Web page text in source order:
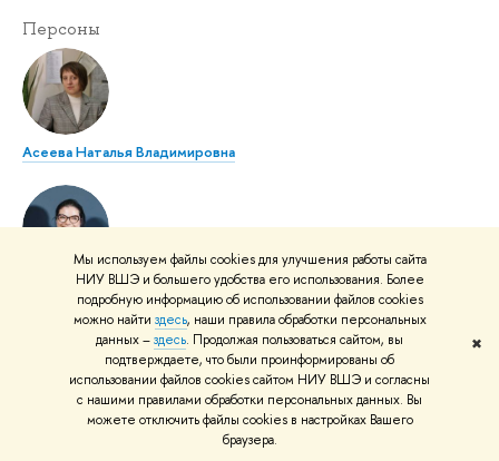
Мы используем файлы cookies для улучшения работы сайта
НИУ ВШЭ и большего удобства его использования. Более
подробную информацию об использовании файлов cookies
можно найти здесь, наши правила обработки персональных
данных –здесь. Продолжая пользоваться сайтом, вы
подтверждаете, что были проинформированы об
использовании файлов cookies сайтом НИУ ВШЭ и согласны
с нашими правилами обработки персональных данных. Вы
можете отключить файлы cookies в настройках Вашего
браузера.
✖
Персоны
Асеева Наталья Владимировна
Бляхман Анна Александровна
Климова Маргарита Андреевна